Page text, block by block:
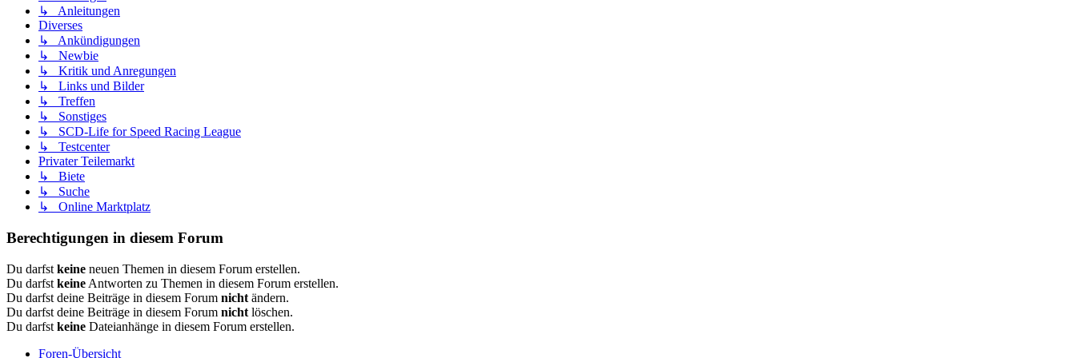
↳ Anleitungen
Diverses
↳ Ankündigungen
↳ Newbie
↳ Kritik und Anregungen
↳ Links und Bilder
↳ Treffen
↳ Sonstiges
↳ SCD-Life for Speed Racing League
↳ Testcenter
Privater Teilemarkt
↳ Biete
↳ Suche
↳ Online Marktplatz
Berechtigungen in diesem Forum
Du darfst keine neuen Themen in diesem Forum erstellen.
Du darfst keine Antworten zu Themen in diesem Forum erstellen.
Du darfst deine Beiträge in diesem Forum nicht ändern.
Du darfst deine Beiträge in diesem Forum nicht löschen.
Du darfst keine Dateianhänge in diesem Forum erstellen.
Foren-Übersicht